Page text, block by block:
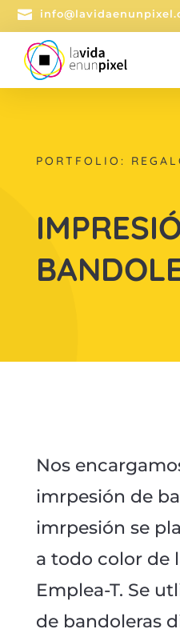

PORTFOLIO:
Nos
imrpesión de
imrpesión se
a todo color de
Emplea-T. Se
de bandoleras